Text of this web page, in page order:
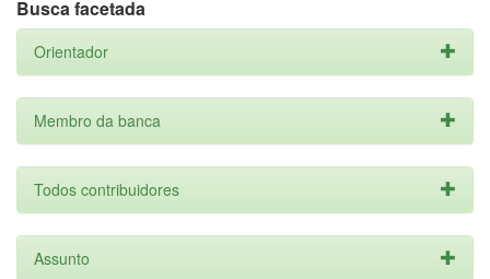
Busca facetada
Orientador
Membro da banca
Todos contribuidores
Assunto